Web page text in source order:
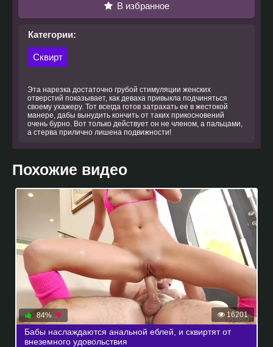
В избранное
Категории:
Сквирт
Эта нарезка достаточно грубой стимуляции женских
отверстий показывает, как деваха привыкла подчиняться
своему ухажеру. Тот всегда готов затрахать ее в жестокой
манере, дабы вынудить кончить от таких прикосновений
очень бурно. Вот только действует он не членом, а пальцами,
а стерва прилично лишена подвижности!
Похожие видео
16201
84%
Бабы наслаждаются анальной еблей, и сквиртят от
внеземного удовольствия